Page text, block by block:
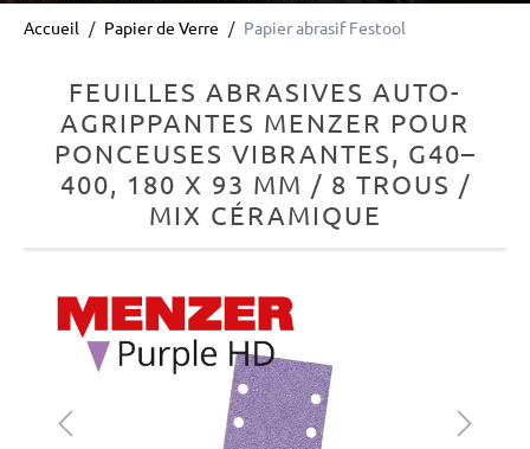
Accueil Papier de Verre Papier abrasif Festool
FEUILLES ABRASIVES AUTO-
AGRIPPANTES MENZER POUR
PONCEUSES VIBRANTES, G40–
400, 180 X 93 MM / 8 TROUS /
MIX CÉRAMIQUE
Ignorer la galerie d'images